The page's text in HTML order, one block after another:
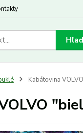
Kabátovina